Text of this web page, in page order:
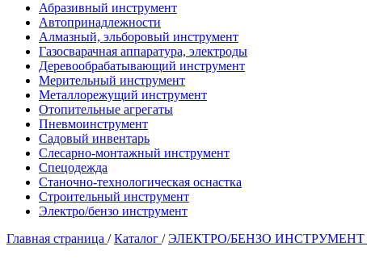
Абразивный инструмент
Автопринадлежности
Алмазный, эльборовый инструмент
Газосварачная аппаратура, электроды
Деревообрабатывающий инструмент
Мерительный инструмент
Металлорежущий инструмент
Отопительные агрегаты
Пневмоинструмент
Садовый инвентарь
Слесарно-монтажный инструмент
Спецодежда
Станочно-технологическая оснастка
Строительный инструмент
Электро/бензо инструмент
Главная страница / Каталог / ЭЛЕКТРО/БЕНЗО ИНСТРУМЕНТ